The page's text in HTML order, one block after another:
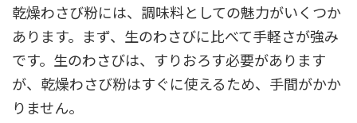
乾燥わさび粉には、調味料としての魅力がいくつか
あります。まず、生のわさびに比べて手軽さが強み
です。生のわさびは、すりおろす必要があります
が、乾燥わさび粉はすぐに使えるため、手間がかか
りません。